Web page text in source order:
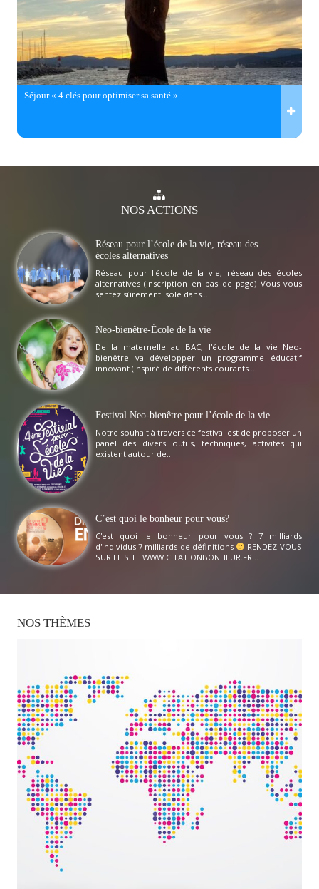
Séjour « 4 clés pour optimiser sa santé »
NOSACTIONS
Réseau pour l’école de la vie, réseau des
écoles alternatives
Réseau pour l'école de la vie, réseau des écoles
alternatives (inscription en bas de page) Vous vous
sentez sûrement isolé dans...
Neo-bienêtre-École de la vie
De la maternelle au BAC, l'école de la vie Neo-
bienêtre va développer un programme éducatif
innovant (inspiré de différents courants...
Festival Neo-bienêtre pour l’école de la vie
Notre souhait à travers ce festival est de proposer un
panel des divers outils, techniques, activités qui
existent autour de...
C’est quoi le bonheur pour vous?
C'est quoi le bonheur pour vous ? 7 milliards
d'individus 7 milliards de définitions
RENDEZ-VOUS
SUR LE SITE WWW.CITATIONBONHEUR.FR...
NOS THÈMES